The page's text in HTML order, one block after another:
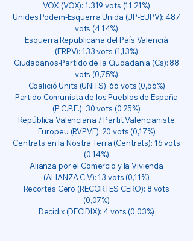
VOX (VOX): 1.319 vots (11,21%)
Unides Podem-Esquerra Unida (UP-EUPV): 487
vots (4,14%)
Esquerra Republicana del País Valencià
(ERPV): 133 vots (1,13%)
Ciudadanos-Partido de la Ciudadania (Cs): 88
vots (0,75%)
Coalició Units (UNITS): 66 vots (0,56%)
Partido Comunista de los Pueblos de España
(P.C.P.E.): 30 vots (0,25%)
República Valenciana / Partit Valencianiste
Europeu (RVPVE): 20 vots (0,17%)
Centrats en la Nostra Terra (Centrats): 16 vots
(0,14%)
Alianza por el Comercio y la Vivienda
(ALIANZA C V): 13 vots (0,11%)
Recortes Cero (RECORTES CERO): 8 vots
(0,07%)
Decidix (DECIDIX): 4 vots (0,03%)